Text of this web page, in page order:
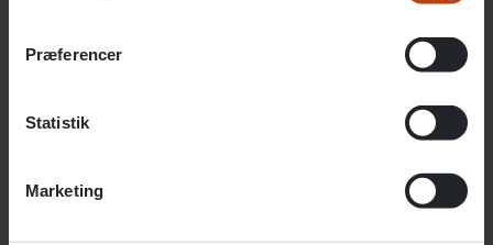
Præferencer
Statistik
Marketing
kommer en egenbetaling…
Læs mere